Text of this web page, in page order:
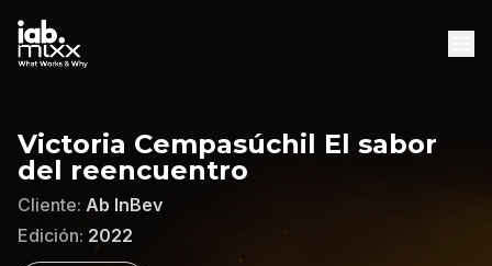
INICIO
AGENCIAS
DESCARGAS
DESCARGAR WHITEPAPER
Victoria Cempasúchil El sabor
del reencuentro
Cliente: Ab InBev
Edición: 2022